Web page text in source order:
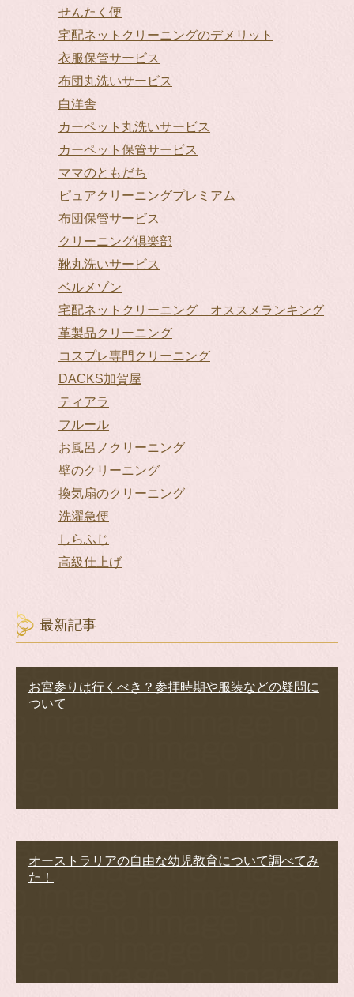
せんたく便
宅配ネットクリーニングのデメリット
衣服保管サービス
布団丸洗いサービス
白洋舎
カーペット丸洗いサービス
カーペット保管サービス
ママのともだち
ピュアクリーニングプレミアム
布団保管サービス
クリーニング倶楽部
靴丸洗いサービス
ベルメゾン
宅配ネットクリーニング オススメランキング
革製品クリーニング
コスプレ専門クリーニング
DACKS加賀屋
ティアラ
フルール
お風呂ノクリーニング
壁のクリーニング
換気扇のクリーニング
洗濯急便
しらふじ
高級仕上げ
最新記事
お宮参りは行くべき？参拝時期や服装などの疑問に
ついて
オーストラリアの自由な幼児教育について調べてみ
た！